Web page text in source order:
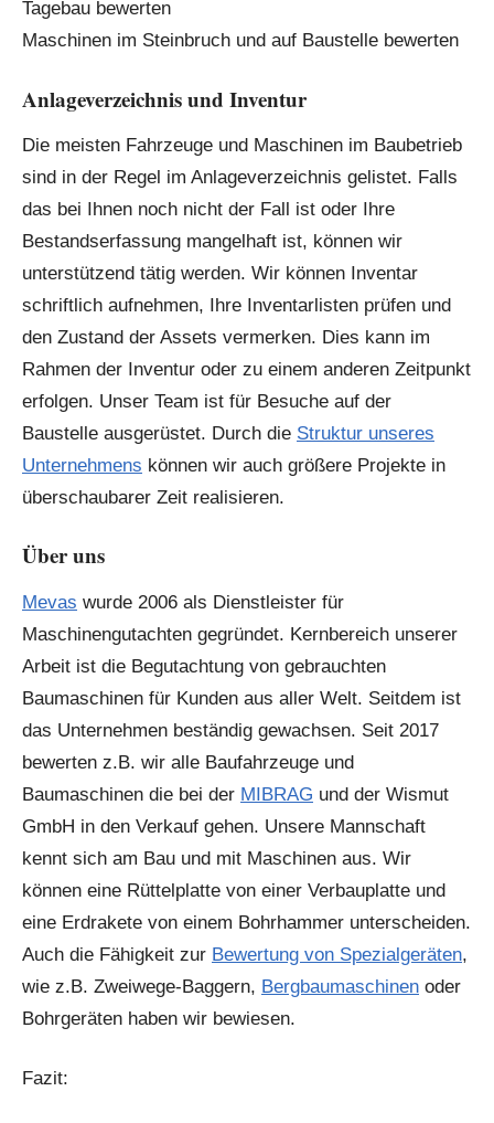
Maschinen im Steinbruch und auf Baustelle bewerten
Anlageverzeichnis und Inventur
Die meisten Fahrzeuge und Maschinen im Baubetrieb
sind in der Regel im Anlageverzeichnis gelistet. Falls
das bei Ihnen noch nicht der Fall ist oder Ihre
Bestandserfassung mangelhaft ist, können wir
unterstützend tätig werden. Wir können Inventar
schriftlich aufnehmen, Ihre Inventarlisten prüfen und
den Zustand der Assets vermerken. Dies kann im
Rahmen der Inventur oder zu einem anderen Zeitpunkt
erfolgen. Unser Team ist für Besuche auf der
Baustelle ausgerüstet. Durch die Struktur unseres
Unternehmens können wir auch größere Projekte in
überschaubarer Zeit realisieren.
Über uns
Mevas wurde 2006 als Dienstleister für
Maschinengutachten gegründet. Kernbereich unserer
Arbeit ist die Begutachtung von gebrauchten
Baumaschinen für Kunden aus aller Welt. Seitdem ist
das Unternehmen beständig gewachsen. Seit 2017
bewerten z.B. wir alle Baufahrzeuge und
Baumaschinen die bei der MIBRAG und der Wismut
GmbH in den Verkauf gehen. Unsere Mannschaft
kennt sich am Bau und mit Maschinen aus. Wir
können eine Rüttelplatte von einer Verbauplatte und
eine Erdrakete von einem Bohrhammer unterscheiden.
Auch die Fähigkeit zur Bewertung von Spezialgeräten,
wie z.B. Zweiwege-Baggern, Bergbaumaschinen oder
Bohrgeräten haben wir bewiesen.
Fazit: